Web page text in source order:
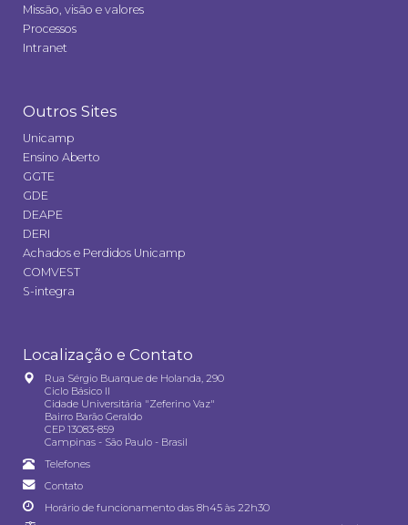
Missão, visão e valores
Processos
Intranet
Outros Sites
Unicamp
Ensino Aberto
GGTE
GDE
DEAPE
DERI
Achados e Perdidos Unicamp
COMVEST
S-integra
Localização e Contato
Rua Sérgio Buarque de Holanda, 290
Ciclo Básico II
Cidade Universitária "Zeferino Vaz"
Bairro Barão Geraldo
CEP 13083-859
Campinas - São Paulo - Brasil
Telefones
Contato
Horário de funcionamento das 8h45 às 22h30